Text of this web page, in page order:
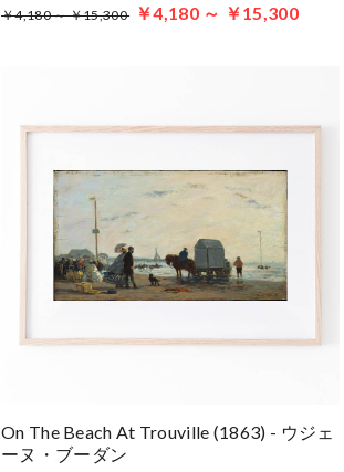
￥4,180 ～ ￥15,300 ￥4,180 ～ ￥15,300
On The Beach At Trouville (1863) - ウジェ
ーヌ・ブーダン